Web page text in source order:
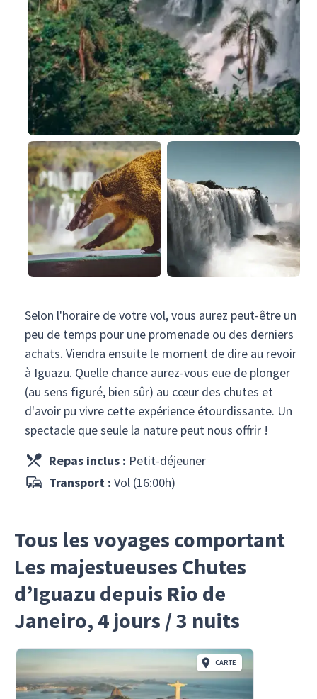
Selon l'horaire de votre vol, vous aurez peut-être un
peu de temps pour une promenade ou des derniers
achats. Viendra ensuite le moment de dire au revoir
à Iguazu. Quelle chance aurez-vous eue de plonger
(au sens figuré, bien sûr) au cœur des chutes et
d'avoir pu vivre cette expérience étourdissante. Un
spectacle que seule la nature peut nous offrir !
Repas inclus : Petit-déjeuner
Transport : Vol (16:00h)
Tous les voyages comportant
Les majestueuses Chutes
d’Iguazu depuis Rio de
Janeiro, 4 jours / 3 nuits
CARTE